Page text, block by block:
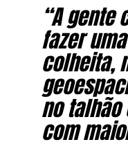
“A gente
fazer
colheita,
no talhão
com